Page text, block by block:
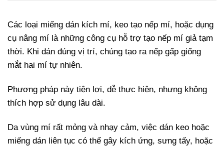
Các loại miếng dán kích mí, keo tạo nếp mí, hoặc dụng
cụ nâng mí là những công cụ hỗ trợ tạo nếp mí giả tạm
thời. Khi dán đúng vị trí, chúng tạo ra nếp gấp giống
mắt hai mí tự nhiên.
Phương pháp này tiện lợi, dễ thực hiện, nhưng không
thích hợp sử dụng lâu dài.
Da vùng mí rất mỏng và nhạy cảm, việc dán keo hoặc
miếng dán liên tục có thể gây kích ứng, sưng tấy, hoặc